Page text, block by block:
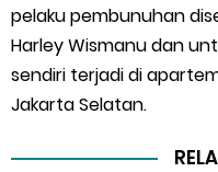
pelaku pembunuhan
Harley Wismanu dan
sendiri terjadi di
Jakarta Selatan.